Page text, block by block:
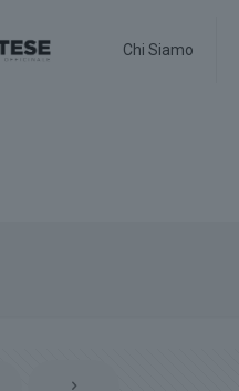
Chi Siamo